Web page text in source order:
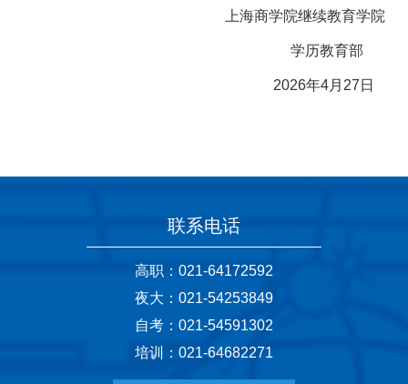
上海商学院继续教育学院
学历教育部
2026年4月27日
联系电话
高职：021-64172592
夜大：021-54253849
自考：021-54591302
培训：021-64682271